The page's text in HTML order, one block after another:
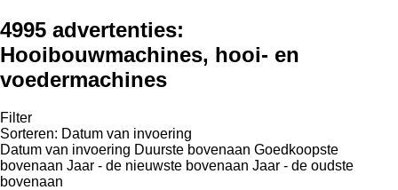
4995 advertenties:
Hooibouwmachines, hooi- en
voedermachines
Filter
Sorteren: Datum van invoering
Datum van invoering Duurste bovenaan Goedkoopste
bovenaan Jaar - de nieuwste bovenaan Jaar - de oudste
bovenaan